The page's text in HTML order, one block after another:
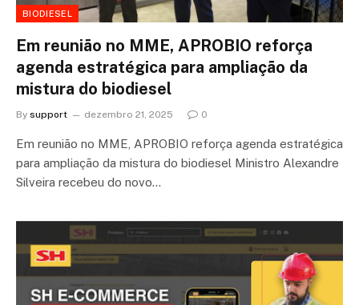
BIODIESEL
Em reunião no MME, APROBIO reforça
agenda estratégica para ampliação da
mistura do biodiesel
By support dezembro 21, 2025 0
Em reunião no MME, APROBIO reforça agenda estratégica
para ampliação da mistura do biodiesel Ministro Alexandre
Silveira recebeu do novo…